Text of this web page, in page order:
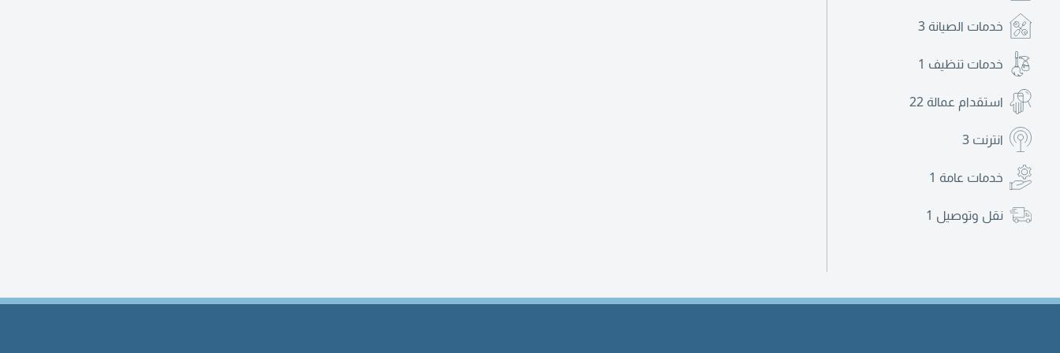
خدمات الصيانة 3
خدمات تنظيف 1
استقدام عمالة 22
انترنت 3
خدمات عامة 1
نقل وتوصيل 1